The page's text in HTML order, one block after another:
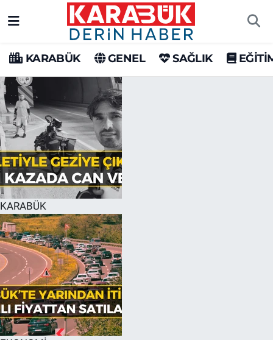
KARABÜK GENEL SAĞLIK
KARABÜK
Karabük Hava Durumu
Karabük Trafik Yoğunluk Haritası
Süper Lig Puan Durumu ve Fikstür
Tüm Manşetler
Son Dakika Haberleri
Haber Arşivi